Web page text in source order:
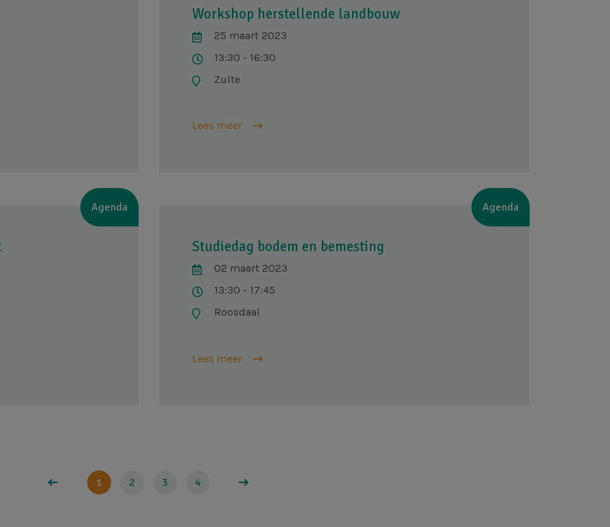
Workshop herstellende landbouw
25 maart 2023
13:30 - 16:30
Zulte
Lees meer
Agenda Agenda
Studiedag bodem en bemesting
02 maart 2023
13:30 - 17:45
Roosdaal
Lees meer
1 2 3 4